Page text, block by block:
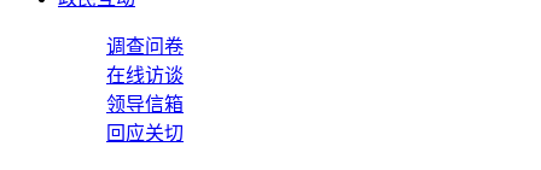
调查问卷
在线访谈
领导信箱
回应关切